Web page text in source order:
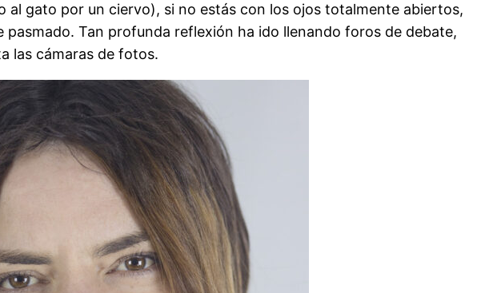
al gato por un ciervo), si no estás con los ojos totalmente abiertos,
Tan profunda reflexión ha ido llenando foros de debate,
las cámaras de fotos.